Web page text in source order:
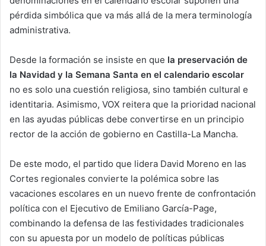
pérdida simbólica que va más allá de la mera terminología
administrativa.
Desde la formación se insiste en que la preservación de
la Navidad y la Semana Santa en el calendario escolar
no es solo una cuestión religiosa, sino también cultural e
identitaria. Asimismo, VOX reitera que la prioridad nacional
en las ayudas públicas debe convertirse en un principio
rector de la acción de gobierno en Castilla-La Mancha.
De este modo, el partido que lidera David Moreno en las
Cortes regionales convierte la polémica sobre las
vacaciones escolares en un nuevo frente de confrontación
política con el Ejecutivo de Emiliano García-Page,
combinando la defensa de las festividades tradicionales
con su apuesta por un modelo de políticas públicas